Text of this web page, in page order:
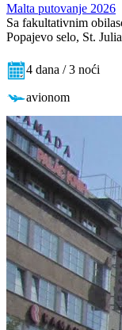
Malta putovanje 2026
Sa fakultativnim
Popajevo selo, St.
4 dana / 3 noći
avionom